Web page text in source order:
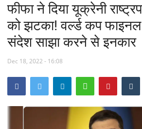
देश
मध्य प्रदेश
विश्व
मुख्य समाचार
विदेश
फीफा ने दिया यूक्रेनी
को झटका! वर्ल्ड कप फाइनल
संदेश साझा करने से इनकार
Dec 18, 2022 - 16:08